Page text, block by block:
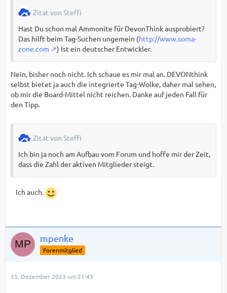
Zitat von Steffi
Hast Du schon mal Ammonite für DevonThink ausprobiert?
Das hilft beim Tag-Suchen ungemein (http://www.soma-
zone.com
) Ist ein deutscher Entwickler.
Nein, bisher noch nicht. Ich schaue es mir mal an. DEVONthink
selbst bietet ja auch die integrierte Tag-Wolke, daher mal sehen,
ob mir die Board-Mittel nicht reichen. Danke auf jeden Fall für
den Tipp.
Zitat von Steffi
Ich bin ja noch am Aufbau vom Forum und hoffe mir der Zeit,
dass die Zahl der aktiven Mitglieder steigt.
Ich auch.
mpenke
Forenmitglied
25. Dezember 2023 um 21:43